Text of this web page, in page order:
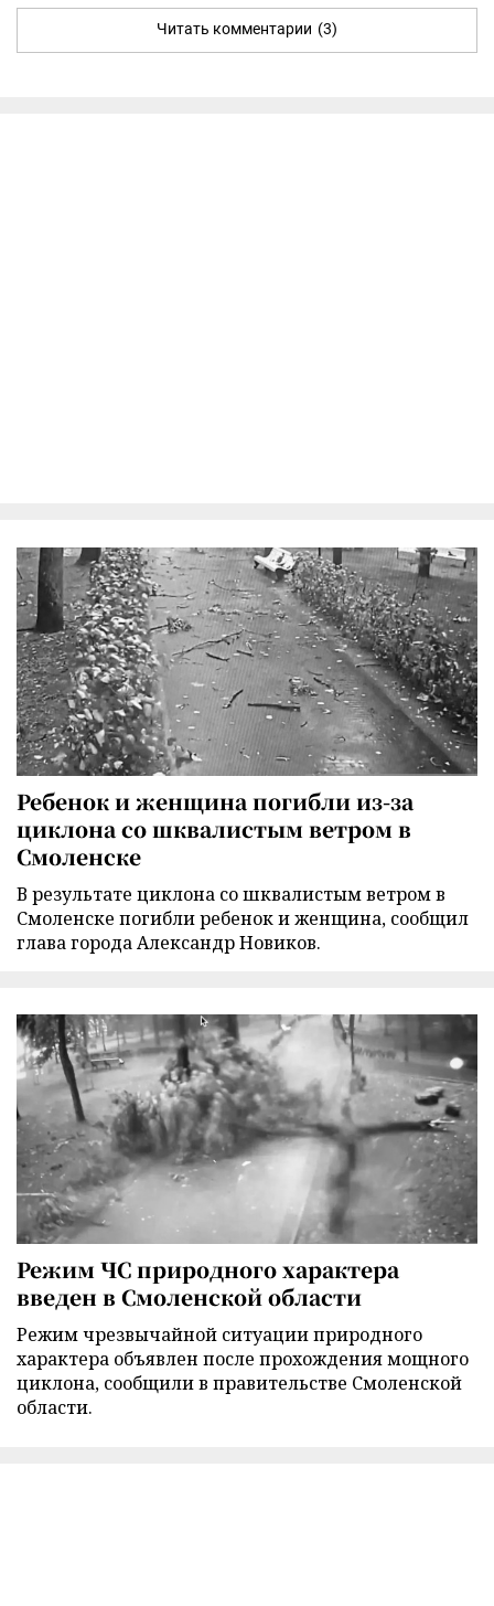
Читать комментарии (3)
Ребенок и женщина погибли из-за
циклона со шквалистым ветром в
Смоленске
В результате циклона со шквалистым ветром в
Смоленске погибли ребенок и женщина, сообщил
глава города Александр Новиков.
Режим ЧС природного характера
введен в Смоленской области
Режим чрезвычайной ситуации природного
характера объявлен после прохождения мощного
циклона, сообщили в правительстве Смоленской
области.